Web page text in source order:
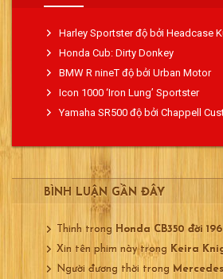
Harley Sportster độ bởi Headcase
Honda Cub: Dirty Donkey
BMW R nineT độ bởi Urban Motor
Icon 1000 ‘Iron Lung’ Sportster
Yamaha SR500 độ bởi Chappell
BÌNH LUẬN GẦN ĐÂY
Thinh trong
Honda CB350 đời
Xin tên phim nàytrong
Keira
Người đương thời trong Mercedes